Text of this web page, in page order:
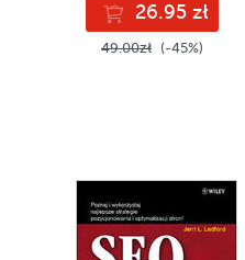
26.95 zł
49.00zł (-45%)